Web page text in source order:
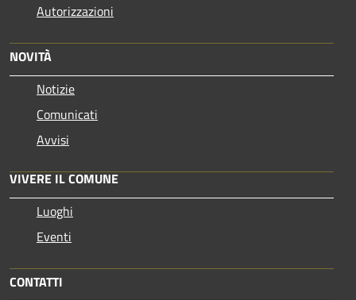
Autorizzazioni
NOVITÀ
Notizie
Comunicati
Avvisi
VIVERE IL COMUNE
Luoghi
Eventi
CONTATTI